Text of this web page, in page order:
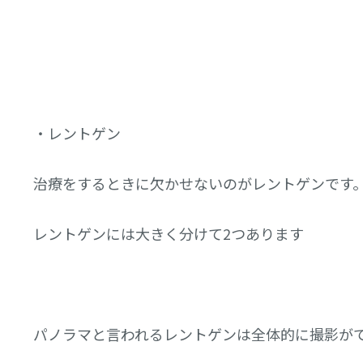
・レントゲン
治療をするときに欠かせないのがレントゲンです。
レントゲンには大きく分けて2つあります
パノラマと言われるレントゲンは全体的に撮影が